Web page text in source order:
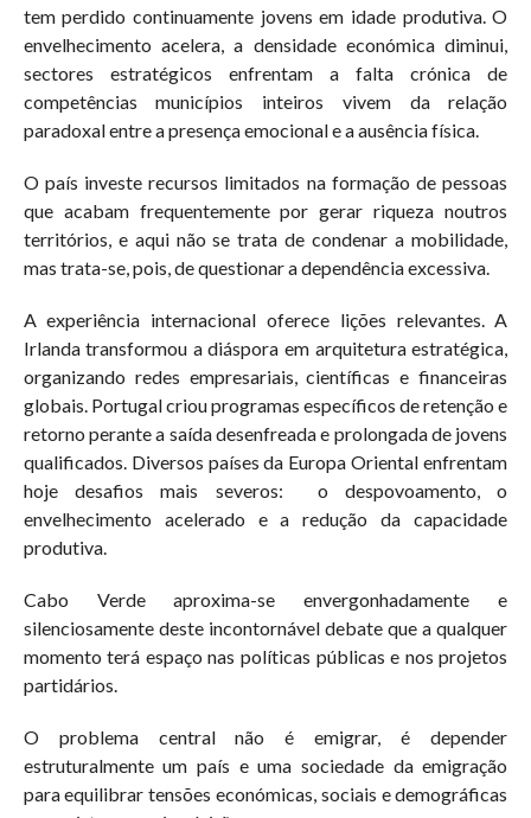
tem perdido continuamente jovens em idade produtiva. O
envelhecimento acelera, a densidade económica diminui,
sectores estratégicos enfrentam a falta crónica de
competências municípios inteiros vivem da relação
paradoxal entre a presença emocional e a ausência física.
O país investe recursos limitados na formação de pessoas
que acabam frequentemente por gerar riqueza noutros
territórios, e aqui não se trata de condenar a mobilidade,
mas trata-se, pois, de questionar a dependência excessiva.
A experiência internacional oferece lições relevantes. A
Irlanda transformou a diáspora em arquitetura estratégica,
organizando redes empresariais, científicas e financeiras
globais. Portugal criou programas específicos de retenção e
retorno perante a saída desenfreada e prolongada de jovens
qualificados. Diversos países da Europa Oriental enfrentam
hoje desafios mais severos:
o despovoamento, o
envelhecimento acelerado e a redução da capacidade
produtiva.
Cabo Verde aproxima-se envergonhadamente e
silenciosamente deste incontornável debate que a qualquer
momento terá espaço nas políticas públicas e nos projetos
partidários.
O problema central não é emigrar, é depender
estruturalmente um país e uma sociedade da emigração
para equilibrar tensões económicas, sociais e demográficas